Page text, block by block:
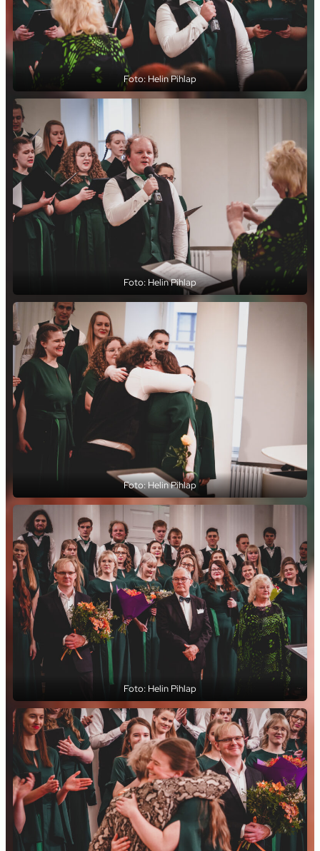
Foto: Helin Pihlap
Foto: Helin Pihlap
Foto: Helin Pihlap
Foto: Helin Pihlap